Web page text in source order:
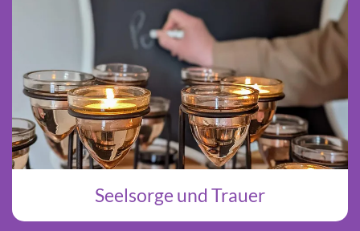
Seelsorge und Trauer